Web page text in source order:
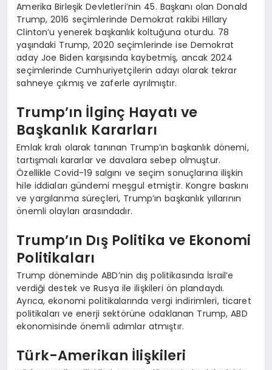
Amerika Birleşik Devletleri’nin 45. Başkanı olan Donald
Trump, 2016 seçimlerinde Demokrat rakibi Hillary
Clinton’u yenerek başkanlık koltuğuna oturdu. 78
yaşındaki Trump, 2020 seçimlerinde ise Demokrat
aday Joe Biden karşısında kaybetmiş, ancak 2024
seçimlerinde Cumhuriyetçilerin adayı olarak tekrar
sahneye çıkmış ve zaferle ayrılmıştır.
Trump’ın İlginç Hayatı ve
Başkanlık Kararları
Emlak kralı olarak tanınan Trump’ın başkanlık dönemi,
tartışmalı kararlar ve davalara sebep olmuştur.
Özellikle Covid-19 salgını ve seçim sonuçlarına ilişkin
hile iddiaları gündemi meşgul etmiştir. Kongre baskını
ve yargılanma süreçleri, Trump’ın başkanlık yıllarının
önemli olayları arasındadır.
Trump’ın Dış Politika ve Ekonomi
Politikaları
Trump döneminde ABD’nin dış politikasında İsrail’e
verdiği destek ve Rusya ile ilişkileri ön plandaydı.
Ayrıca, ekonomi politikalarında vergi indirimleri, ticaret
politikaları ve enerji sektörüne odaklanan Trump, ABD
ekonomisinde önemli adımlar atmıştır.
Türk-Amerikan İlişkileri